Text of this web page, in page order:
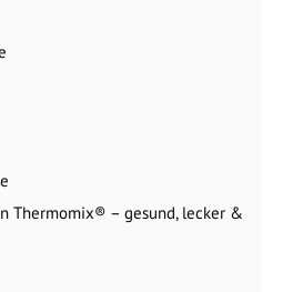
Thermomix® – gesund, lecker &